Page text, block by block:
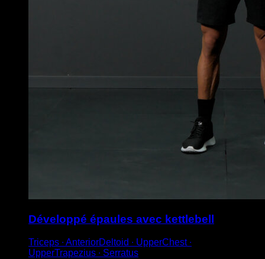
Développé épaules avec kettlebell
Triceps ∙ AnteriorDeltoid ∙ UpperChest ∙
UpperTrapezius ∙ Serratus